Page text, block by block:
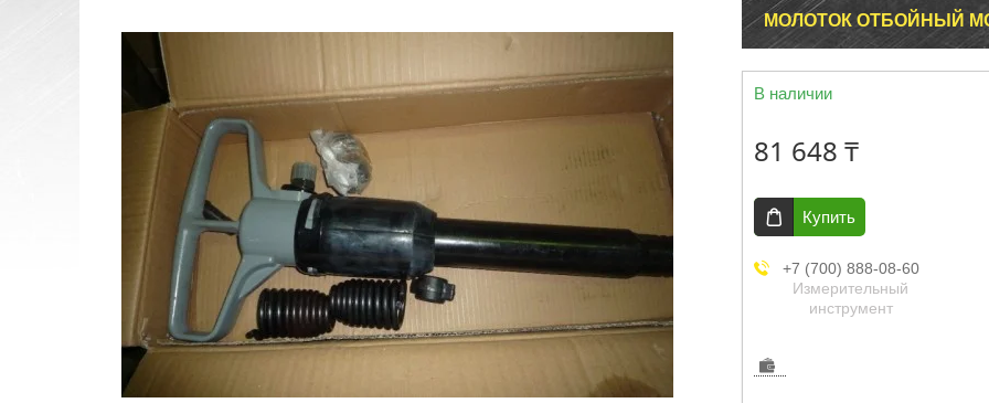
МОЛОТОК ОТБОЙНЫЙ
В наличии
81 648 ₸
Купить
+7 (700) 888-08-60
Измерительный
инструмент